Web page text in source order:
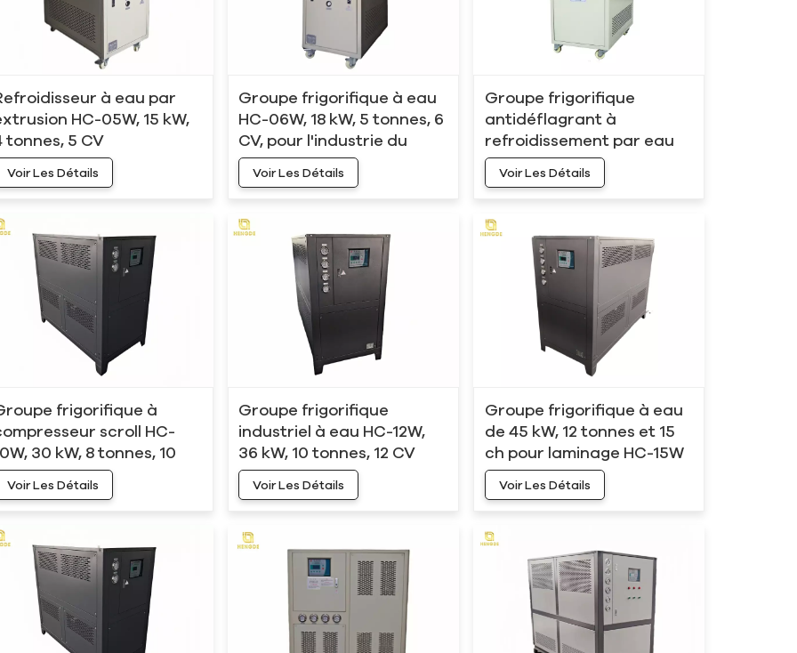
à eau par
HC-05W, 15 kW,
tonnes, 5 CV
Voir Les Détails
Groupe frigorifique à eau
HC-06W, 18 kW, 5 tonnes, 6
CV, pour l'industrie du
plastique
Voir Les Détails
Groupe frigorifique
antidéflagrant à
refroidissement par eau
HC-08W, 24 kW, 6 tonnes, 8
CV
Voir Les Détails
frigorifique à
scroll HC-
30 kW, 8 tonnes, 10
refroidi par eau
Voir Les Détails
Groupe frigorifique
industriel à eau HC-12W,
36 kW, 10 tonnes, 12 CV
Voir Les Détails
Groupe frigorifique à eau
de 45 kW, 12 tonnes et 15
ch pour laminage HC-15W
Voir Les Détails